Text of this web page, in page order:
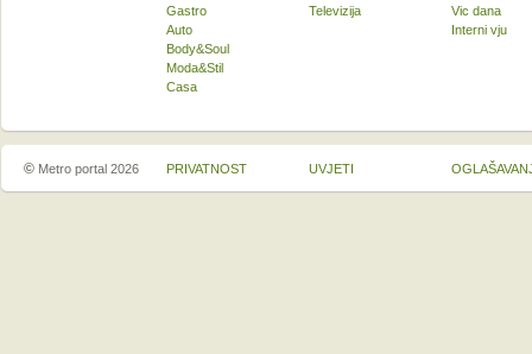
Gastro
Auto
Body&Soul
Moda&Stil
Casa
Televizija
Vic dana
Interni vju
© Metro portal 2026 PRIVATNOST UVJETI